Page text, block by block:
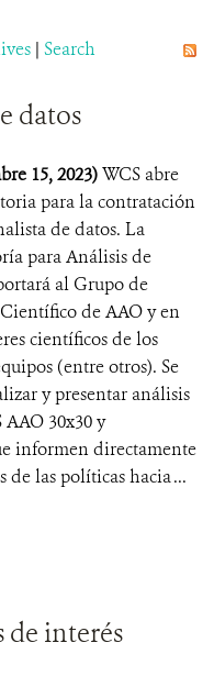
| Search
datos
15, 2023)WCS abre
para la contratación
de datos. La
para Análisis de
al Grupo de
de AAO y en
científicos de los
(entre otros). Se
y presentar análisis
30x30 y
informen directamente
de las políticas hacia ...
interés